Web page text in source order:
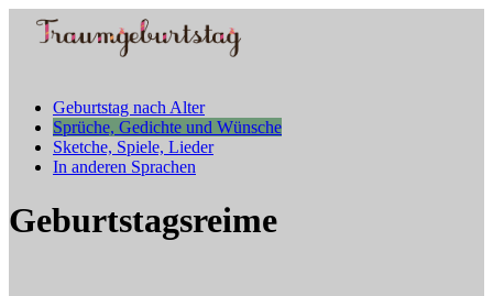
Geburtstag nach Alter
Sprüche, Gedichte und Wünsche
Sketche, Spiele, Lieder
In anderen Sprachen
Geburtstagsreime